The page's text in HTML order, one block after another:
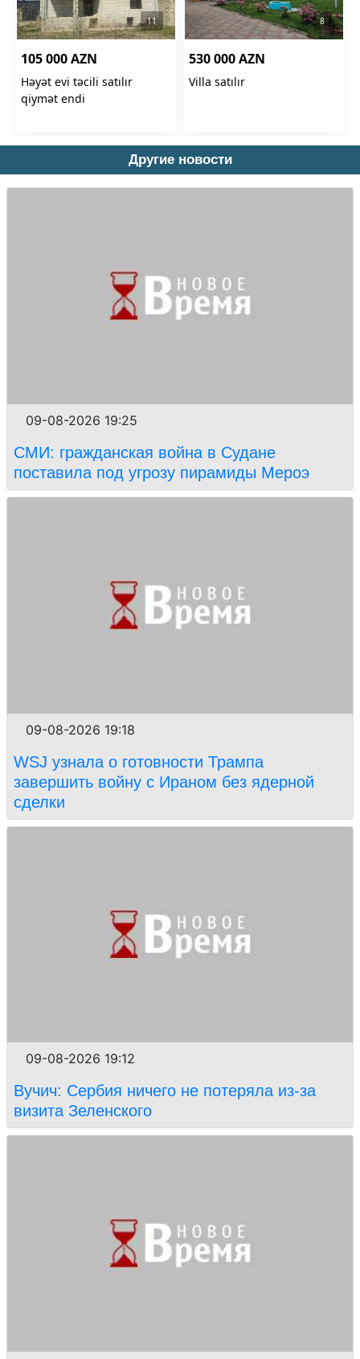
Другие новости
09-08-2026 19:25
СМИ: гражданская война в Судане
поставила под угрозу пирамиды Мероэ
09-08-2026 19:18
WSJ узнала о готовности Трампа
завершить войну с Ираном без ядерной
сделки
09-08-2026 19:12
Вучич: Сербия ничего не потеряла из-за
визита Зеленского